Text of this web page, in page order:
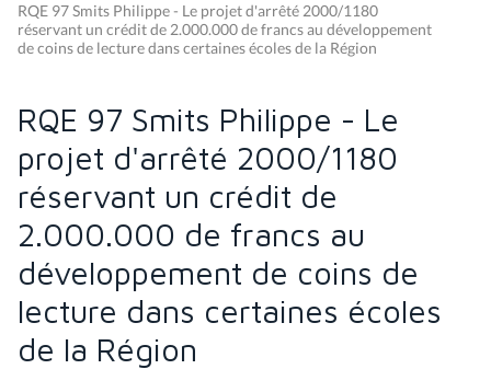
RQE 97 Smits Philippe - Le projet d'arrêté 2000/1180
réservant un crédit de 2.000.000 de francs au développement
de coins de lecture dans certaines écoles de la Région
RQE 97 Smits Philippe - Le
projet d'arrêté 2000/1180
réservant un crédit de
2.000.000 de francs au
développement de coins de
lecture dans certaines écoles
de la Région